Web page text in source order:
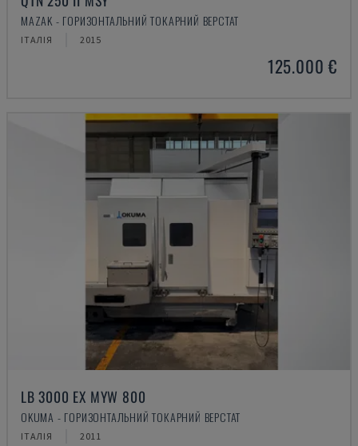
MAZAK - ГОРИЗОНТАЛЬНИЙ ТОКАРНИЙ ВЕРСТАТ
ІТАЛІЯ 2015
125.000 €
LB 3000 EX MYW 800
OKUMA - ГОРИЗОНТАЛЬНИЙ ТОКАРНИЙ ВЕРСТАТ
ІТАЛІЯ 2011